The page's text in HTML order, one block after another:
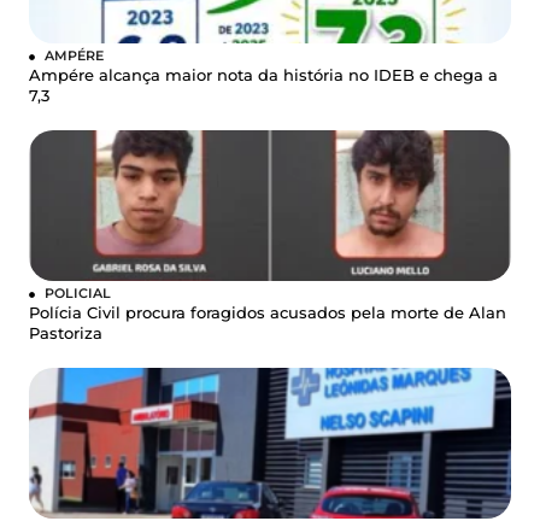
AMPÉRE
Ampére alcança maior nota da história no IDEB e chega a
7,3
POLICIAL
Polícia Civil procura foragidos acusados pela morte de Alan
Pastoriza